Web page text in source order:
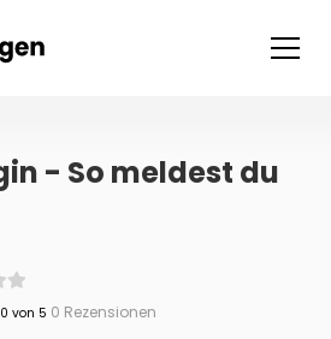
- So meldest du
von 5 0 Rezensionen